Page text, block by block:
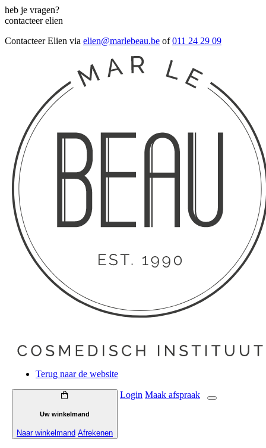
heb je vragen?
contacteer elien
Contacteer Elien via elien@marlebeau.be of011 24 29 09
Terug naar de website
Uw winkelmand
Naar winkelmand Afrekenen
Login Maak afspraak